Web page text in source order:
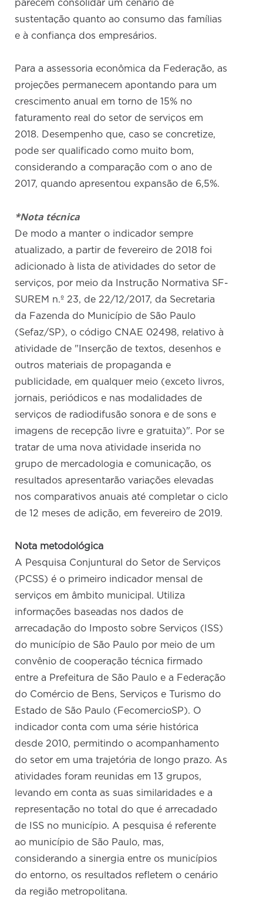
parecem consolidar um cenário de
sustentação quanto ao consumo das famílias
e à confiança dos empresários.
Para a assessoria econômica da Federação, as
projeções permanecem apontando para um
crescimento anual em torno de 15% no
faturamento real do setor de serviços em
2018. Desempenho que, caso se concretize,
pode ser qualificado como muito bom,
considerando a comparação com o ano de
2017, quando apresentou expansão de 6,5%.
*Nota técnica
De modo a manter o indicador sempre
atualizado, a partir de fevereiro de 2018 foi
adicionado à lista de atividades do setor de
serviços, por meio da Instrução Normativa SF-
SUREM n.º 23, de 22/12/2017, da Secretaria
da Fazenda do Município de São Paulo
(Sefaz/SP), o código CNAE 02498, relativo à
atividade de "Inserção de textos, desenhos e
outros materiais de propaganda e
publicidade, em qualquer meio (exceto livros,
jornais, periódicos e nas modalidades de
serviços de radiodifusão sonora e de sons e
imagens de recepção livre e gratuita)". Por se
tratar de uma nova atividade inserida no
grupo de mercadologia e comunicação, os
resultados apresentarão variações elevadas
nos comparativos anuais até completar o ciclo
de 12 meses de adição, em fevereiro de 2019.
Nota metodológica
A Pesquisa Conjuntural do Setor de Serviços
(PCSS) é o primeiro indicador mensal de
serviços em âmbito municipal. Utiliza
informações baseadas nos dados de
arrecadação do Imposto sobre Serviços (ISS)
do município de São Paulo por meio de um
convênio de cooperação técnica firmado
entre a Prefeitura de São Paulo e a Federação
do Comércio de Bens, Serviços e Turismo do
Estado de São Paulo (FecomercioSP). O
indicador conta com uma série histórica
desde 2010, permitindo o acompanhamento
do setor em uma trajetória de longo prazo. As
atividades foram reunidas em 13 grupos,
levando em conta as suas similaridades e a
representação no total do que é arrecadado
de ISS no município. A pesquisa é referente
ao município de São Paulo, mas,
considerando a sinergia entre os municípios
do entorno, os resultados refletem o cenário
da região metropolitana.